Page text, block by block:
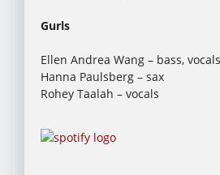
Gurls
Ellen Andrea Wang – bass, vocals
Hanna Paulsberg – sax
Rohey Taalah – vocals